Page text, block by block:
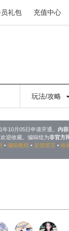
礼包 充值中心
玩法/攻略
年10月05日申请开通。 内
迎收藏。编辑组为非官方
• 编辑教程 • 反馈留言 • 收